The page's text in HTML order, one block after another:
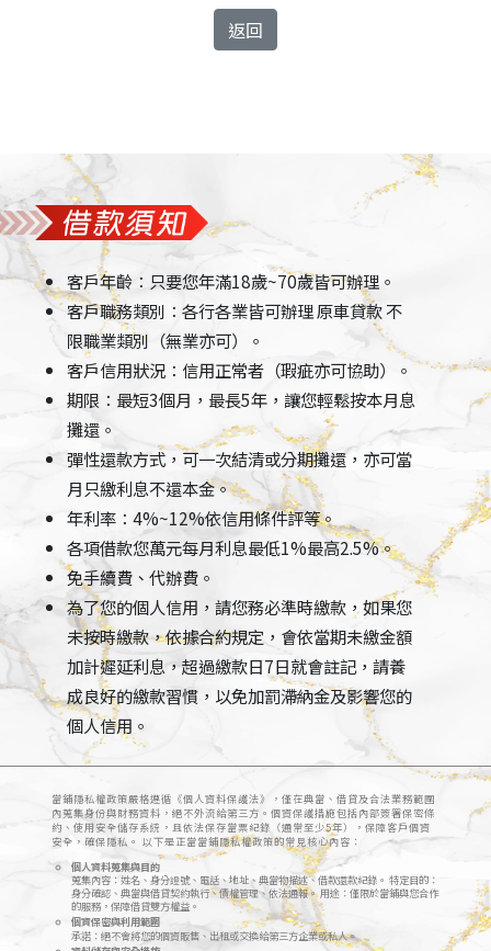
返回
客戶年齡：只要您年滿18歲~70歲皆可辦理。
客戶職務類別：各行各業皆可辦理 原車貸款 不
限職業類別（無業亦可）。
客戶信用狀況：信用正常者（瑕疵亦可協助）。
期限：最短3個月，最長5年，讓您輕鬆按本月息
攤還。
彈性還款方式，可一次結清或分期攤還，亦可當
月只繳利息不還本金。
年利率：4%~12%依信用條件評等。
各項借款您萬元每月利息最低1%最高2.5%。
免手續費、代辦費。
為了您的個人信用，請您務必準時繳款，如果您
未按時繳款，依據合約規定，會依當期未繳金額
加計遲延利息，超過繳款日7日就會註記，請養
成良好的繳款習慣，以免加罰滯納金及影響您的
個人信用。
當鋪隱私權政策嚴格遵循《個人資料保護法》，僅在典當、借貸及合法業務範圍
內蒐集身份與財務資料，絕不外流給第三方。個資保護措施包括內部簽署保密條
約、使用安全儲存系統，且依法保存當票紀錄（通常至少5年），保障客戶個資
安全，確保隱私。 以下是正當當鋪隱私權政策的常見核心內容：
個人資料蒐集與目的
蒐集內容：姓名、身分證號、電話、地址、典當物描述、借款還款紀錄。 特定目的：
身分確認、典當與借貸契約執行、債權管理、依法通報。 用途：僅限於當鋪與您合作
的服務，保障借貸雙方權益。
個資保密與利用範圍
承諾：絕不會將您的個資販售、出租或交換給第三方企業或私人。